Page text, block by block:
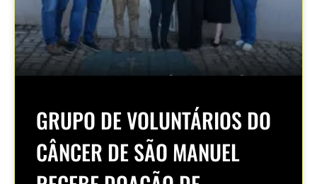
GRUPO DE VOLUNTÁRIOS DO
CÂNCER DE SÃO MANUEL